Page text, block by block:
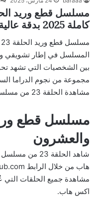
كاملة 2025 بدقة عالية
المسلسل في إطار تشويقي
بين الشخصيات التي تشهد
مجموعة من نجوم الدراما
مشاهدة الحلقة 23 من مسلسل قطع وريد مباشرة.
والعشرون
شاهد الحلقة
هاب من خلال الرابط
مشاهدة جميع الحلقات التي
اكس هاب.